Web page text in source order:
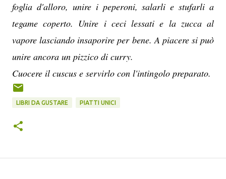
foglia d'alloro, unire i peperoni, salarli e stufarli a
tegame coperto. Unire i ceci lessati e la zucca al
vapore lasciando insaporire per bene. A piacere si può
unire ancora un pizzico di curry.
Cuocere il cuscus e servirlo con l'intingolo preparato.
LIBRI DA GUSTARE PIATTI UNICI